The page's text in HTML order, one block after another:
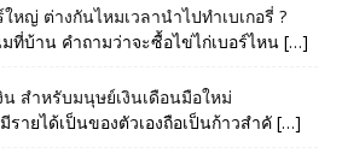
ใหญ่ ต่างกันไหมเวลานำไปทำเบเกอรี่ ?
บ้าน คำถามว่าจะซื้อไข่ไก่เบอร์ไหน […]
น สำหรับมนุษย์เงินเดือนมือใหม่
รายได้เป็นของตัวเองถือเป็นก้าวสำคั […]